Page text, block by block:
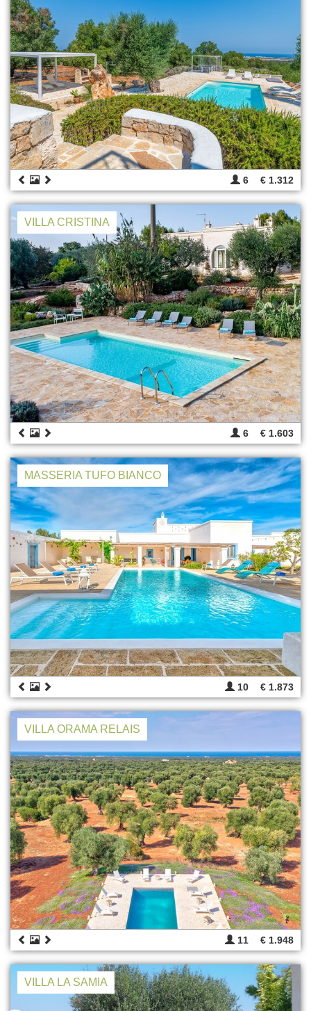
6 € 1.312
VILLA CRISTINA
6 € 1.603
MASSERIA TUFO BIANCO
10 € 1.873
VILLA ORAMA RELAIS
11 € 1.948
VILLA LA SAMIA